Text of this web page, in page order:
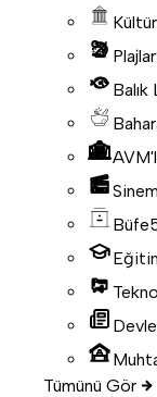
Plajlar
Balık
Büfe
Tümünü Gör